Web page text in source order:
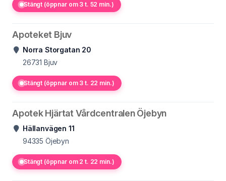
Stängt (öppnar om 3 t. 52 min.)
Apoteket Bjuv
Norra Storgatan 20
26731 Bjuv
Stängt (öppnar om 3 t. 22 min.)
Apotek Hjärtat Vårdcentralen Öjebyn
Hällanvägen 11
94335 Öjebyn
Stängt (öppnar om 2 t. 22 min.)